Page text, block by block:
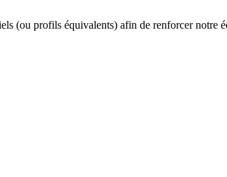
(ou profils équivalents) afin de renforcer